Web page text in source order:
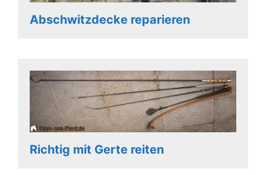
Abschwitzdecke reparieren
Richtig mit Gerte reiten